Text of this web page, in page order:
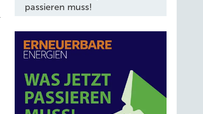
passieren muss!